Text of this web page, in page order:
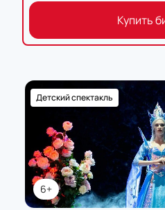
Купить
6+
Детский спектакль